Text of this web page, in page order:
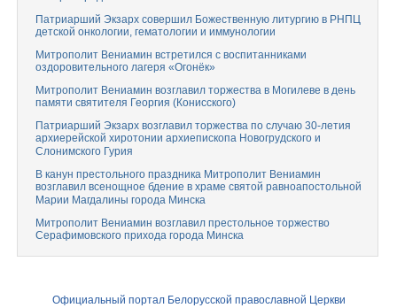
Патриарший Экзарх совершил Божественную литургию в РНПЦ
детской онкологии, гематологии и иммунологии
Митрополит Вениамин встретился с воспитанниками
оздоровительного лагеря «Огонёк»
Митрополит Вениамин возглавил торжества в Могилеве в день
памяти святителя Георгия (Конисского)
Патриарший Экзарх возглавил торжества по случаю 30-летия
архиерейской хиротонии архиепископа Новогрудского и
Слонимского Гурия
В канун престольного праздника Митрополит Вениамин
возглавил всенощное бдение в храме святой равноапостольной
Марии Магдалины города Минска
Митрополит Вениамин возглавил престольное торжество
Серафимовского прихода города Минска
Официальный портал Белорусской православной Церкви